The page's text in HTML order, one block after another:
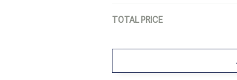
TOTAL PRICE